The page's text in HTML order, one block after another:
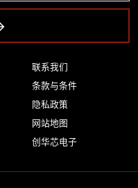
联系我们
条款与条件
隐私政策
网站地图
创华芯电子